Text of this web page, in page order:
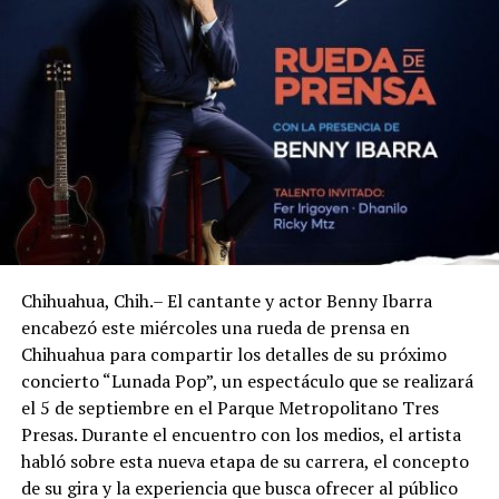
Chihuahua, Chih.– El cantante y actor Benny Ibarra
encabezó este miércoles una rueda de prensa en
Chihuahua para compartir los detalles de su próximo
concierto “Lunada Pop”, un espectáculo que se realizará
el 5 de septiembre en el Parque Metropolitano Tres
Presas. Durante el encuentro con los medios, el artista
habló sobre esta nueva etapa de su carrera, el concepto
de su gira y la experiencia que busca ofrecer al público